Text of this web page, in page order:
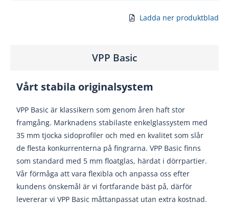
Ladda ner produktblad
VPP Basic
Vårt stabila originalsystem
VPP Basic är klassikern som genom åren haft stor
framgång. Marknadens stabilaste enkelglassystem med
35 mm tjocka sidoprofiler och med en kvalitet som slår
de flesta konkurrenterna på fingrarna. VPP Basic finns
som standard med 5 mm floatglas, härdat i dörrpartier.
Vår förmåga att vara flexibla och anpassa oss efter
kundens önskemål är vi fortfarande bäst på, därför
levererar vi VPP Basic måttanpassat utan extra kostnad.